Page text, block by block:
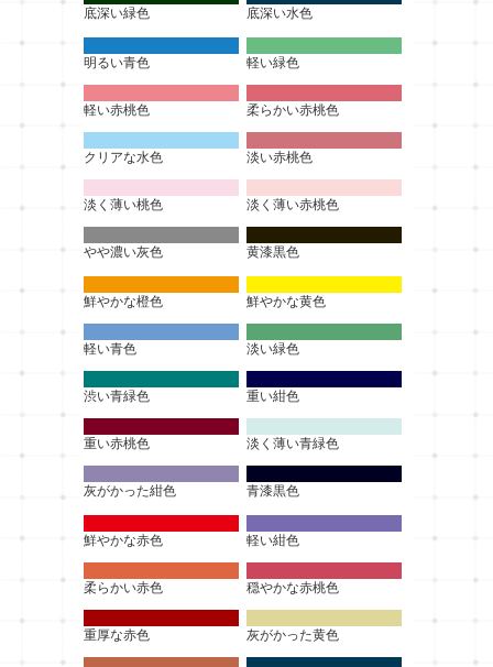
底深い緑色 底深い水色
明るい青色 軽い緑色
軽い赤桃色 柔らかい赤桃色
クリアな水色 淡い赤桃色
淡く薄い桃色 淡く薄い赤桃色
やや濃い灰色 黄漆黒色
鮮やかな橙色 鮮やかな黄色
軽い青色 淡い緑色
渋い青緑色 重い紺色
重い赤桃色 淡く薄い青緑色
灰がかった紺色 青漆黒色
鮮やかな赤色 軽い紺色
柔らかい赤色 穏やかな赤桃色
重厚な赤色 灰がかった黄色